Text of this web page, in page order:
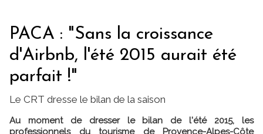
PACA : "Sans la croissance
d'Airbnb, l'été 2015 aurait été
parfait !"
Le CRT dresse le bilan de la saison
Au moment de dresser le bilan de l'été 2015, les
professionnels du tourisme de Provence-Alpes-Côte